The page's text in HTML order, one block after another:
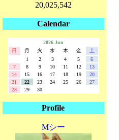
20,025,542
Calendar
2026 Jun
日
月 火 水 木 金
土
1
2 3 4 5
6
7
8 9 10 11 12
13
14
15 16 17 18 19
20
21
22 23 24 25 26
27
28
29 30
Profile
Mシー